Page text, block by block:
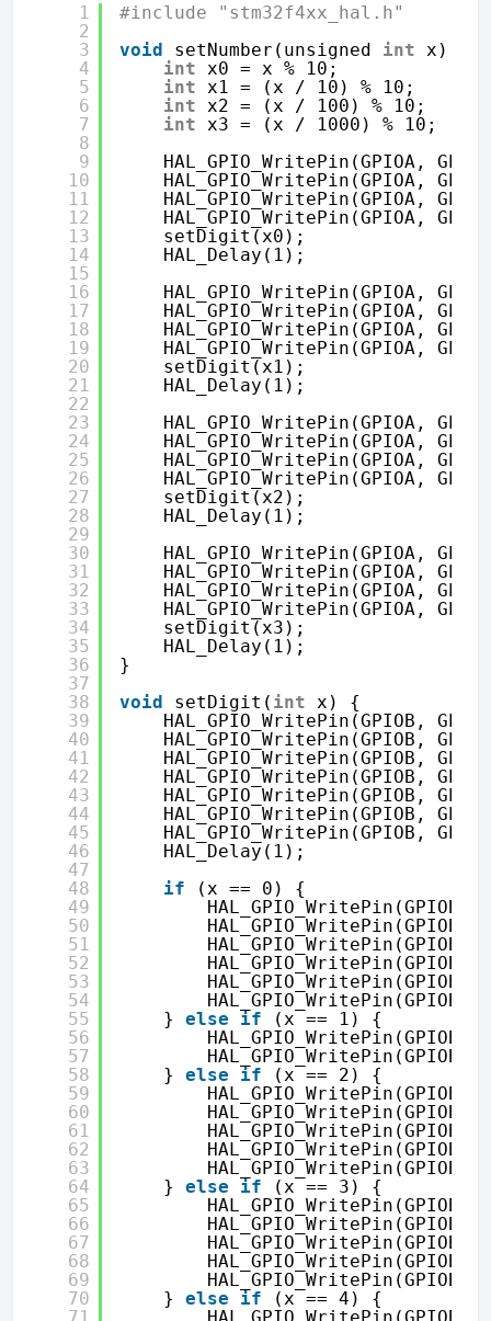
1
2
3
4
5
6
7
8
9
10
11
12
13
14
15
16
17
18
19
20
21
22
23
24
25
26
27
28
29
30
31
32
33
34
35
36
37
38
39
40
41
42
43
44
45
46
47
48
49
50
51
52
53
54
55
56
57
58
59
60
61
62
63
64
65
66
67
68
69
70
#include "stm32f4xx_hal.h"
void
setNumber(unsigned int x) {
int x0 = x % 10;
int x1 = (x / 10) % 10;
int x2 = (x / 100) % 10;
int x3 = (x / 1000) % 10;
HAL_GPIO_WritePin(GPIOA,
HAL_GPIO_WritePin(GPIOA,
HAL_GPIO_WritePin(GPIOA,
HAL_GPIO_WritePin(GPIOA,
setDigit(x0);
HAL_Delay(1);
HAL_GPIO_WritePin(GPIOA,
HAL_GPIO_WritePin(GPIOA,
HAL_GPIO_WritePin(GPIOA,
HAL_GPIO_WritePin(GPIOA,
setDigit(x1);
HAL_Delay(1);
HAL_GPIO_WritePin(GPIOA,
HAL_GPIO_WritePin(GPIOA,
HAL_GPIO_WritePin(GPIOA,
HAL_GPIO_WritePin(GPIOA,
setDigit(x2);
HAL_Delay(1);
HAL_GPIO_WritePin(GPIOA,
HAL_GPIO_WritePin(GPIOA,
HAL_GPIO_WritePin(GPIOA,
HAL_GPIO_WritePin(GPIOA,
setDigit(x3);
HAL_Delay(1);
}
void
setDigit( int x) {
HAL_GPIO_WritePin(GPIOB,
HAL_GPIO_WritePin(GPIOB,
HAL_GPIO_WritePin(GPIOB,
HAL_GPIO_WritePin(GPIOB,
HAL_GPIO_WritePin(GPIOB,
HAL_GPIO_WritePin(GPIOB,
HAL_GPIO_WritePin(GPIOB,
HAL_Delay(1);
if
(x == 0) {
HAL_GPIO_WritePin(GPIOB,
HAL_GPIO_WritePin(GPIOB,
HAL_GPIO_WritePin(GPIOB,
HAL_GPIO_WritePin(GPIOB,
HAL_GPIO_WritePin(GPIOB,
HAL_GPIO_WritePin(GPIOB,
} else if
(x == 1) {
HAL_GPIO_WritePin(GPIOB,
HAL_GPIO_WritePin(GPIOB,
} else if
(x == 2) {
HAL_GPIO_WritePin(GPIOB,
HAL_GPIO_WritePin(GPIOB,
HAL_GPIO_WritePin(GPIOB,
HAL_GPIO_WritePin(GPIOB,
HAL_GPIO_WritePin(GPIOB,
} else if
(x == 3) {
HAL_GPIO_WritePin(GPIOB,
HAL_GPIO_WritePin(GPIOB,
HAL_GPIO_WritePin(GPIOB,
HAL_GPIO_WritePin(GPIOB,
HAL_GPIO_WritePin(GPIOB,
} else if
(x == 4) {